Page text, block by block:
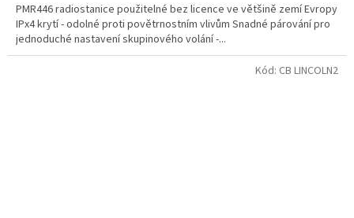
z
5
hvězdiček.
PMR446 radiostanice použitelné bez licence ve většině zemí Evropy
IPx4 krytí - odolné proti povětrnostním vlivům Snadné párování pro
jednoduché nastavení skupinového volání -...
Kód: CB LINCOLN2